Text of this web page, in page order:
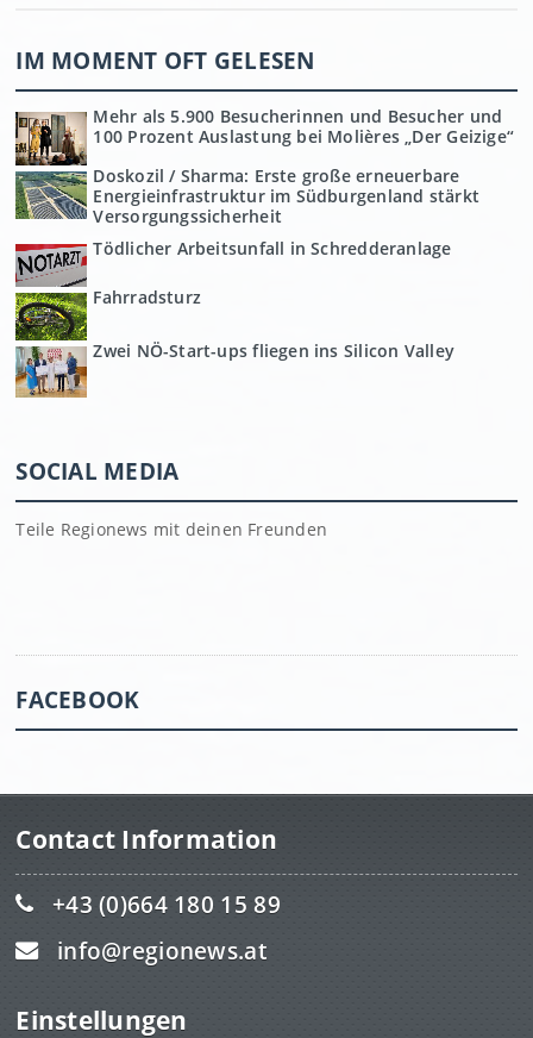
IM MOMENT OFT GELESEN
Mehr als 5.900 Besucherinnen und Besucher und
100 Prozent Auslastung bei Molières „Der Geizige“
Doskozil / Sharma: Erste große erneuerbare
Energieinfrastruktur im Südburgenland stärkt
Versorgungssicherheit
Tödlicher Arbeitsunfall in Schredderanlage
Fahrradsturz
Zwei NÖ-Start-ups fliegen ins Silicon Valley
SOCIAL MEDIA
Teile Regionews mit deinen Freunden
FACEBOOK
Contact Information
+43 (0)664 180 15 89
info@regionews.at
Einstellungen